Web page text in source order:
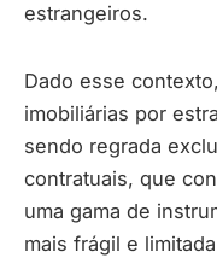
estrangeiros.
Dado esse
imobiliárias por
sendo regrada
contratuais, que
uma gama de
mais frágil e